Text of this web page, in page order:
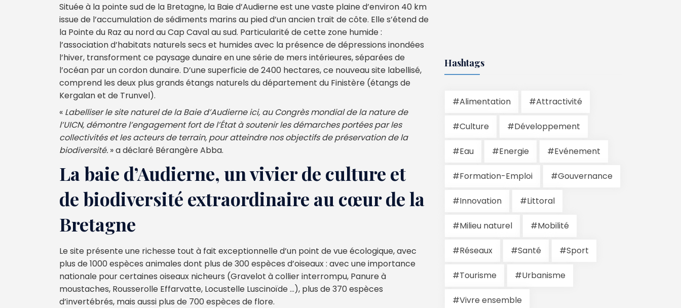
Située à la pointe sud de la Bretagne, la Baie d’Audierne est une vaste plaine d’environ 40 km
issue de l’accumulation de sédiments marins au pied d’un ancien trait de côte. Elle s’étend de
la Pointe du Raz au nord au Cap Caval au sud. Particularité de cette zone humide :
l’association d’habitats naturels secs et humides avec la présence de dépressions inondées
l’hiver, transforment ce paysage dunaire en une série de mers intérieures, séparées de
l’océan par un cordon dunaire. D’une superficie de 2400 hectares, ce nouveau site labellisé,
comprend les deux plus grands étangs naturels du département du Finistère (étangs de
Kergalan et de Trunvel).
« Labelliser le site naturel de la Baie d’Audierne ici, au Congrès mondial de la nature de
l’UICN, démontre l’engagement fort de l’État à soutenir les démarches portées par les
collectivités et les acteurs de terrain, pour atteindre nos objectifs de préservation de la
biodiversité. » a déclaré Bérangère Abba.
La baie d’Audierne, un vivier de culture et
de biodiversité extraordinaire au cœur de la
Bretagne
Le site présente une richesse tout à fait exceptionnelle d’un point de vue écologique, avec
plus de 1000 espèces animales dont plus de 300 espèces d’oiseaux : avec une importance
nationale pour certaines oiseaux nicheurs (Gravelot à collier interrompu, Panure à
moustaches, Rousserolle Effarvatte, Locustelle Luscinoïde …), plus de 370 espèces
d’invertébrés, mais aussi plus de 700 espèces de flore.
Hashtags
#Alimentation #Attractivité
#Culture #Développement
#Eau #Energie #Evénement
#Formation-Emploi #Gouvernance
#Innovation #Littoral
#Milieu naturel #Mobilité
#Réseaux #Santé #Sport
#Tourisme #Urbanisme
#Vivre ensemble